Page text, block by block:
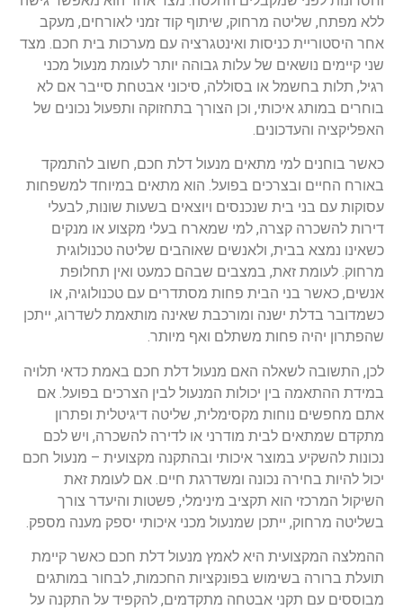
ללא מפתח, שליטה מרחוק, שיתוף קוד זמני לאורחים, מעקב
אחר היסטוריית כניסות ואינטגרציה עם מערכות בית חכם. מצד
שני קיימים נושאים של עלות גבוהה יותר לעומת מנעול מכני
רגיל, תלות בחשמל או בסוללה, סיכוני אבטחת סייבר אם לא
בוחרים במותג איכותי, וכן הצורך בתחזוקה ותפעול נכונים של
האפליקציה והעדכונים.
כאשר בוחנים למי מתאים מנעול דלת חכם, חשוב להתמקד
באורח החיים ובצרכים בפועל. הוא מתאים במיוחד למשפחות
עסוקות עם בני בית שנכנסים ויוצאים בשעות שונות, לבעלי
דירות להשכרה קצרה, למי שמארח בעלי מקצוע או מנקים
כשאינו נמצא בבית, ולאנשים שאוהבים שליטה טכנולוגית
מרחוק. לעומת זאת, במצבים שבהם כמעט ואין תחלופת
אנשים, כאשר בני הבית פחות מסתדרים עם טכנולוגיה, או
כשמדובר בדלת ישנה ומורכבת שאינה מותאמת לשדרוג, ייתכן
שהפתרון יהיה פחות משתלם ואף מיותר.
לכן, התשובה לשאלה האם מנעול דלת חכם באמת כדאי תלויה
במידת ההתאמה בין יכולות המנעול לבין הצרכים בפועל. אם
אתם מחפשים נוחות מקסימלית, שליטה דיגיטלית ופתרון
מתקדם שמתאים לבית מודרני או לדירה להשכרה, ויש לכם
נכונות להשקיע במוצר איכותי ובהתקנה מקצועית – מנעול חכם
יכול להיות בחירה נכונה ומשדרגת חיים. אם לעומת זאת
השיקול המרכזי הוא תקציב מינימלי, פשטות והיעדר צורך
בשליטה מרחוק, ייתכן שמנעול מכני איכותי יספק מענה מספק.
ההמלצה המקצועית היא לאמץ מנעול דלת חכם כאשר קיימת
תועלת ברורה בשימוש בפונקציות החכמות, לבחור במותגים
מבוססים עם תקני אבטחה מתקדמים, להקפיד על התקנה על